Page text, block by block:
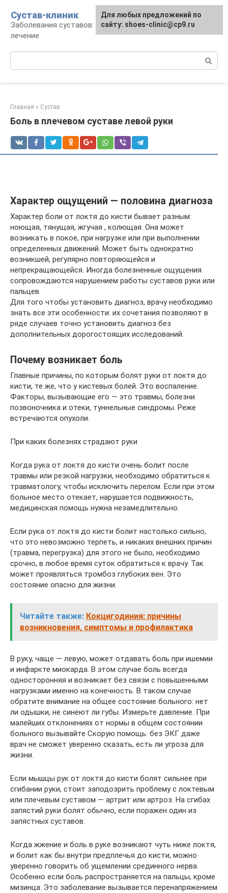
контенту
Сустав-клиник
Заболевания суставов: профилактика и
лечение
Главная » Сустав
Боль в плечевом суставе левой руки
Характер ощущений — половина диагноза
Характер боли от локтя до кисти бывает разным:
ноющая, тянущая, жгучая , колющая. Она может
возникать в покое, при нагрузке или при выполнении
определенных движений. Может быть однократно
возникшей, регулярно повторяющейся и
непрекращающейся. Иногда болезненные ощущения
сопровождаются нарушением работы суставов руки или
пальцев.
Для того чтобы установить диагноз, врачу необходимо
знать все эти особенности: их сочетания позволяют в
ряде случаев точно установить диагноз без
дополнительных дорогостоящих исследований.
Почему возникает боль
Главные причины, по которым болят руки от локтя до
кисти, те же, что у кистевых болей. Это воспаление.
Факторы, вызывающие его — это травмы, болезни
позвоночника и отеки, туннельные синдромы. Реже
встречаются опухоли.
При каких болезнях страдают руки
Когда рука от локтя до кисти очень болит после
травмы или резкой нагрузки, необходимо обратиться к
травматологу, чтобы исключить перелом. Если при этом
больное место отекает, нарушается подвижность,
медицинская помощь нужна незамедлительно.
Если рука от локтя до кисти болит настолько сильно,
что это невозможно терпеть, и никаких внешних причин
(травма, перегрузка) для этого не было, необходимо
срочно, в любое время суток обратиться к врачу. Так
может проявляться тромбоз глубоких вен. Это
состояние опасно для жизни.
Читайте также: Кокцигодиния: причины
возникновения, симптомы и профилактика
В руку, чаще — левую, может отдавать боль при ишемии
и инфаркте миокарда. В этом случае боль всегда
односторонняя и возникает без связи с повышенными
нагрузками именно на конечность. В таком случае
обратите внимание на общее состояние больного: нет
ли одышки, не синеют ли губы. Измерьте давление. При
малейших отклонениях от нормы в общем состоянии
больного вызывайте Скорую помощь: без ЭКГ даже
врач не сможет уверенно сказать, есть ли угроза для
жизни.
Если мышцы рук от локтя до кисти болят сильнее при
сгибании руки, стоит заподозрить проблему с локтевым
или плечевым суставом — артрит или артроз. На сгибах
запястий руки болят обычно, если поражен один из
запястных суставов.
Когда жжение и боль в руке возникают чуть ниже локтя,
и болит как бы внутри предплечья до кисти, можно
уверенно говорить об ущемлении срединного нерва.
Особенно если боль распространяется на пальцы, кроме
мизинца. Это заболевание вызывается перенапряжением
Для любых предложений по
сайту: shoes-clinic@cp9.ru